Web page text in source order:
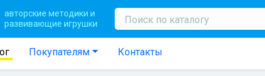
авторские методики и
развивающие игрушки
Покупателям Контакты